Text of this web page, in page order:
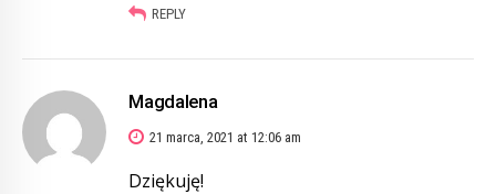
REPLY
Magdalena
21 marca, 2021 at 12:06 am
Dziękuję!